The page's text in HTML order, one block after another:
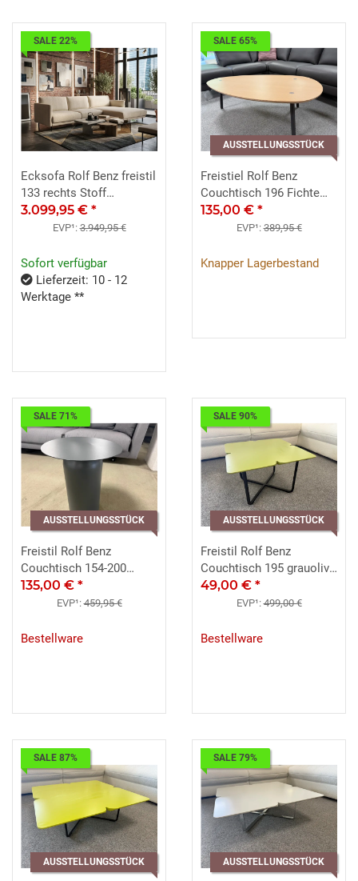
SALE 22%
Ecksofa Rolf Benz freistil
133 rechts Stoff
Hellelfenbein
3.099,95 € *
EVP¹:3.949,95 €
Sofort verfügbar
Lieferzeit: 10 - 12
Werktage **
AUSSTELLUNGSSTÜCK
SALE 65%
Freistiel Rolf Benz
Couchtisch 196 Fichte
120x67 cm Dreibein
graphitgrau
135,00 € *
EVP¹:389,95 €
Knapper Lagerbestand
AUSSTELLUNGSSTÜCK
SALE 71%
Freistil Rolf Benz
Couchtisch 154-200
Stahlblech grau Ø 43 cm
135,00 € *
EVP¹:459,95 €
Bestellware
AUSSTELLUNGSSTÜCK
SALE 90%
Freistil Rolf Benz
Couchtisch 195 grauolive
49x49 Gestell schwarz
49,00 € *
EVP¹:499,00 €
Bestellware
AUSSTELLUNGSSTÜCK
SALE 87%
AUSSTELLUNGSSTÜCK
SALE 79%